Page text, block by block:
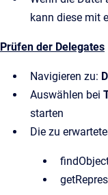
kann diese mit
Prüfen der Delegates
Navigieren zu:
Auswählen bei
starten
Die zu